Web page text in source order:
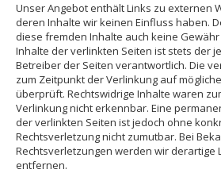
Unser Angebot enthält Links zu externen
deren Inhalte wir keinen Einfluss haben.
diese fremden Inhalte auch keine
Inhalte der verlinkten Seiten ist stets der
Betreiber der Seiten verantwortlich. Die
zum Zeitpunkt der Verlinkung auf
überprüft. Rechtswidrige Inhalte waren
Verlinkung nicht erkennbar. Eine
der verlinkten Seiten ist jedoch ohne
Rechtsverletzung nicht zumutbar. Bei
Rechtsverletzungen werden wir derartige
entfernen.